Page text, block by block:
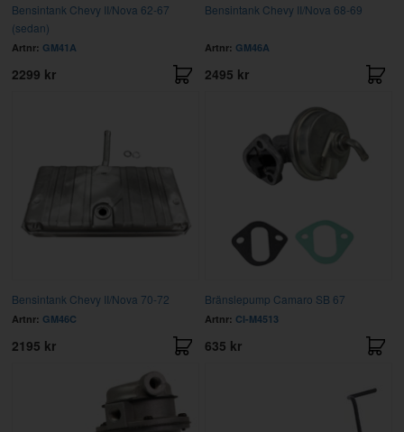
Bensintank Chevy II/Nova 62-67
(sedan)
Artnr: GM41A
2299 kr
Bensintank Chevy II/Nova 68-69
Artnr: GM46A
2495 kr
Bensintank Chevy II/Nova 70-72
Artnr: GM46C
2195 kr
Bränslepump Camaro SB 67
Artnr: CI-M4513
635 kr